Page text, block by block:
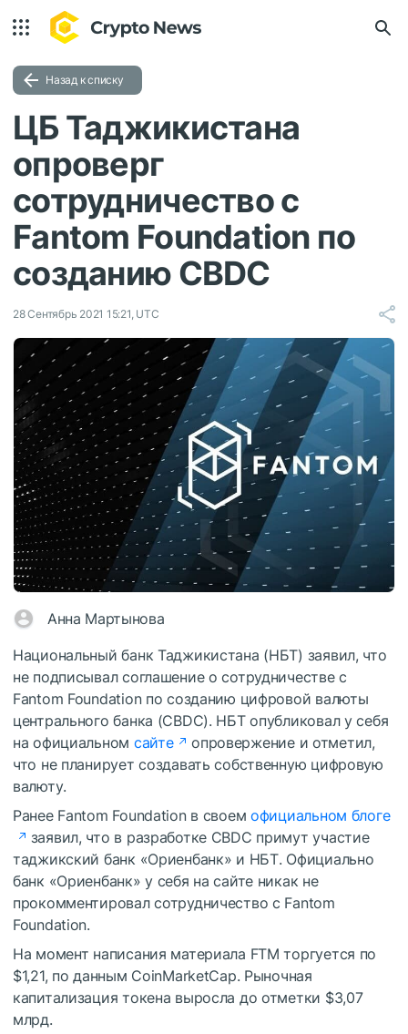
Назад к списку
ЦБ Таджикистана
опроверг
сотрудничество с
Fantom Foundation по
созданию CBDC
28 Сентябрь 2021 15:21, UTC
Анна Мартынова
Национальный банк Таджикистана (НБТ) заявил, что
не подписывал соглашение о сотрудничестве c
Fantom Foundation по созданию цифровой валюты
центрального банка (CBDC). НБТ опубликовал у себя
на официальном сайте
опровержение и отметил,
что не планирует создавать собственную цифровую
валюту.
Ранее Fantom Foundation в своемофициальном блоге
заявил, что в разработке CBDC примут участие
таджикский банк «Ориенбанк» и НБТ. Официально
банк «Ориенбанк» у себя на сайте никак не
прокомментировал сотрудничество с Fantom
Foundation.
На момент написания материала FTM торгуется по
$1,21, по данным CoinMarketCap. Рыночная
капитализация токена выросла до отметки $3,07
млрд.